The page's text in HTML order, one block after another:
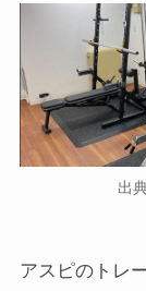
出
アスピのトレ